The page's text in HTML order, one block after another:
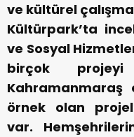
ve kültürel
Kültürpark’ta
ve Sosyal
birçok
örnek olan
var.